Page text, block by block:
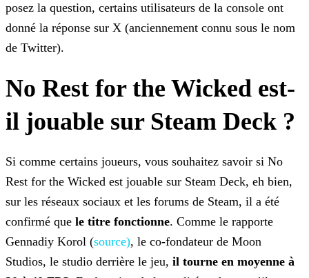
posez la question, certains utilisateurs de la console ont
donné la réponse sur X (anciennement connu sous le nom
de Twitter).
No Rest for the Wicked est-
il jouable sur Steam Deck ?
Si comme certains joueurs, vous souhaitez savoir si No
Rest for the Wicked est jouable sur Steam Deck, eh bien,
sur les réseaux sociaux et les forums de Steam, il a été
confirmé que le titre fonctionne. Comme le rapporte
Gennadiy Korol (source), le co-fondateur de Moon
Studios, le studio derrière le jeu, il tourne en moyenne à